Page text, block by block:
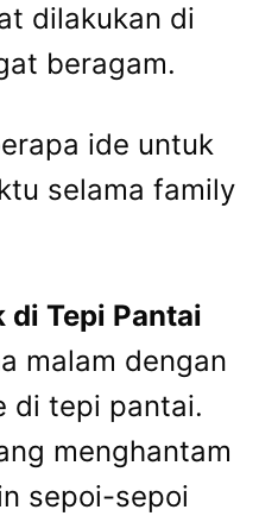
dilakukan di
beragam.
ide untuk
selama family
di Tepi Pantai
malam dengan
di tepi pantai.
menghantam
sepoi-sepoi